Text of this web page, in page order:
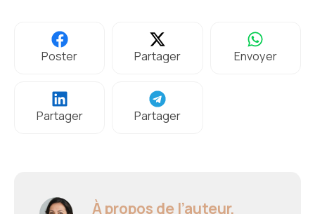
Poster Partager Envoyer
Partager Partager
À propos de l’auteur,